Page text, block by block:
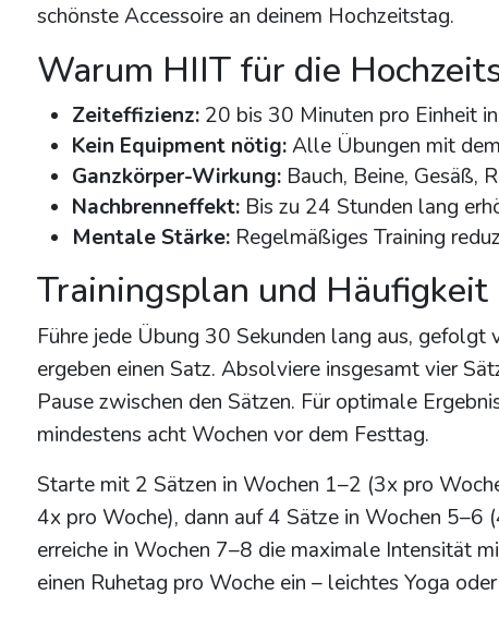
schönste Accessoire an deinem Hochzeitstag.
Warum HIIT für die
Zeiteffizienz: 20 bis 30 Minuten pro Einheit
Kein Equipment nötig:Alle Übungen mit
Ganzkörper-Wirkung: Bauch, Beine, Gesäß,
Nachbrenneffekt: Bis zu 24 Stunden lang
Mentale Stärke: Regelmäßiges Training
Trainingsplan und Häufigkeit
Führe jede Übung 30 Sekunden lang aus,
ergeben einen Satz. Absolviere insgesamt vier
Pause zwischen den Sätzen. Für optimale
mindestens acht Wochen vor dem Festtag.
Starte mit 2 Sätzen in Wochen 1–2 (3x pro
4x pro Woche), dann auf 4 Sätze in Wochen 5–6
erreiche in Wochen 7–8 die maximale Intensität
einen Ruhetag pro Woche ein – leichtes Yoga